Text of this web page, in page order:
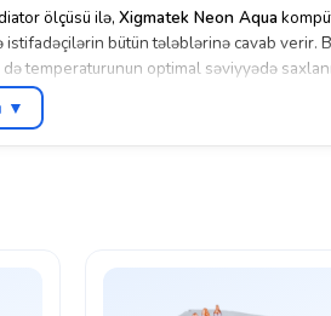
ölçüsü ilə, Xigmatek Neon Aqua
istifadəçilərin bütün tələblərinə cavab verir.
temperaturunun optimal səviyyədə
Aqua 360
▼